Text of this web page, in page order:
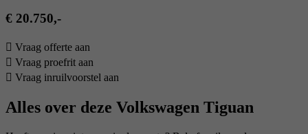
€ 20.750,-
Vraag offerte aan
Vraag proefrit aan
Vraag inruilvoorstel aan
Alles over deze Volkswagen Tiguan